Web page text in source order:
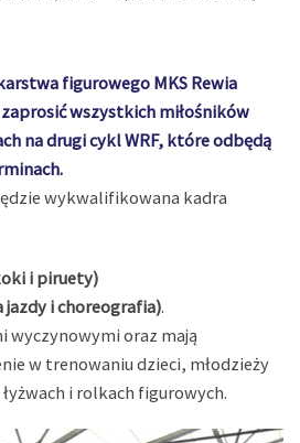
figurowego MKS Rewia
wszystkich miłośników
na drugi cykl WRF, które odbędą
wykwalifikowana kadra
i piruety)
i choreografia).
wyczynowymi oraz mają
w trenowaniu dzieci, młodzieży
i rolkach figurowych.